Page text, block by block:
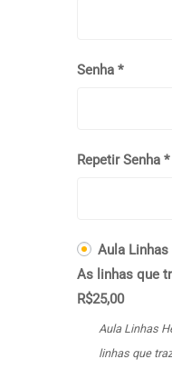
Senha *
Repetir Senha *
Aula
As linhas que
R$25,00
Aula Linhas
linhas que